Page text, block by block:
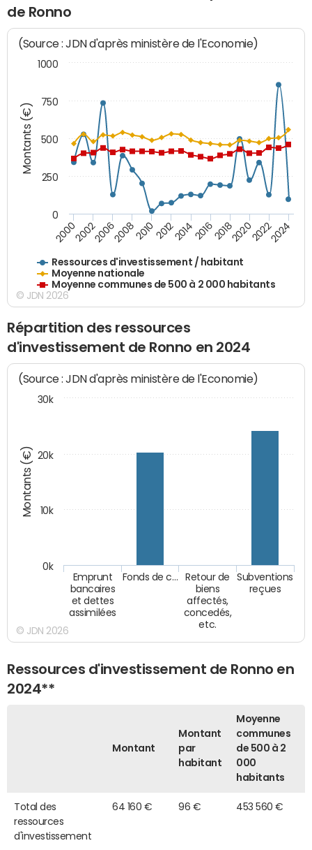
de Ronno
Montants (€)
(Source : JDN d'après ministère de l'Economie)
Ressources d'investissement / habitant
Moyenne nationale
Moyenne communes de 500 à 2 000 habitants
200020022006200820102012201420162018202020222024
0
250
500
750
1000
© JDN 2026
Répartition des ressources
d'investissement de Ronno en 2024
Montants (€)
(Source : JDN d'après ministère de l'Economie)
Emprunt
bancaires
et dettes
assimilées
Fonds de c…
Retour de
biens
affectés,
concedés,
etc.
Subventions
reçues
0k
10k
20k
30k
© JDN 2026
Ressources d'investissement de Ronno en
2024**
Montant
Montant
par
habitant
Moyenne
communes
de 500 à 2
000
habitants
Total des
ressources
d'investissement
64 160 € 96 € 453 560 €